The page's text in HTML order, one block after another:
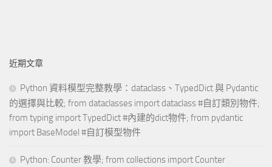
近期文章
Python 資料模型完整教學：dataclass、TypedDict 與 Pydantic
的選擇與比較; from dataclasses import dataclass #自訂類別物件;
from typing import TypedDict #內建的dict物件; from pydantic
import BaseModel #自訂模型物件
Python: Counter 教學; from collections import Counter